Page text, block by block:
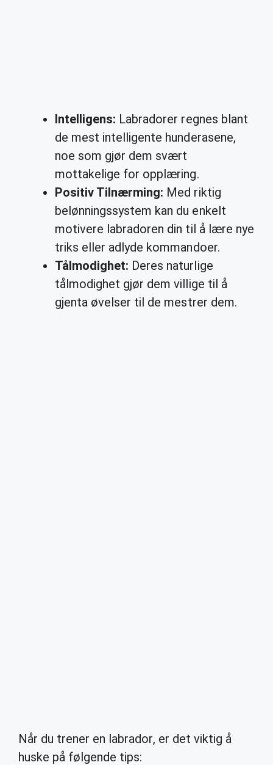
Intelligens: Labradorer regnes blant
de mest intelligente hunderasene,
noe som gjør dem svært
mottakelige for opplæring.
Positiv Tilnærming: Med riktig
belønningssystem kan du enkelt
motivere labradoren din til å lære nye
triks eller adlyde kommandoer.
Tålmodighet: Deres naturlige
tålmodighet gjør dem villige til å
gjenta øvelser til de mestrer dem.
Når du trener en labrador, er det viktig å
huske på følgende tips: